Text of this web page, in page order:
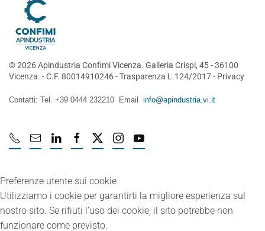
©2026Apindustria Confimi Vicenza. Galleria Crispi, 45 - 36100
Vicenza. - C.F. 80014910246 -Trasparenza L.124/2017- Privacy
Contatti: Tel. +39 0444 232210 Email info@apindustria.vi.it
Preferenze utente sui cookie
Utilizziamo i cookie per garantirti la migliore esperienza sul
nostro sito. Se rifiuti l’uso dei cookie, il sito potrebbe non
funzionare come previsto.